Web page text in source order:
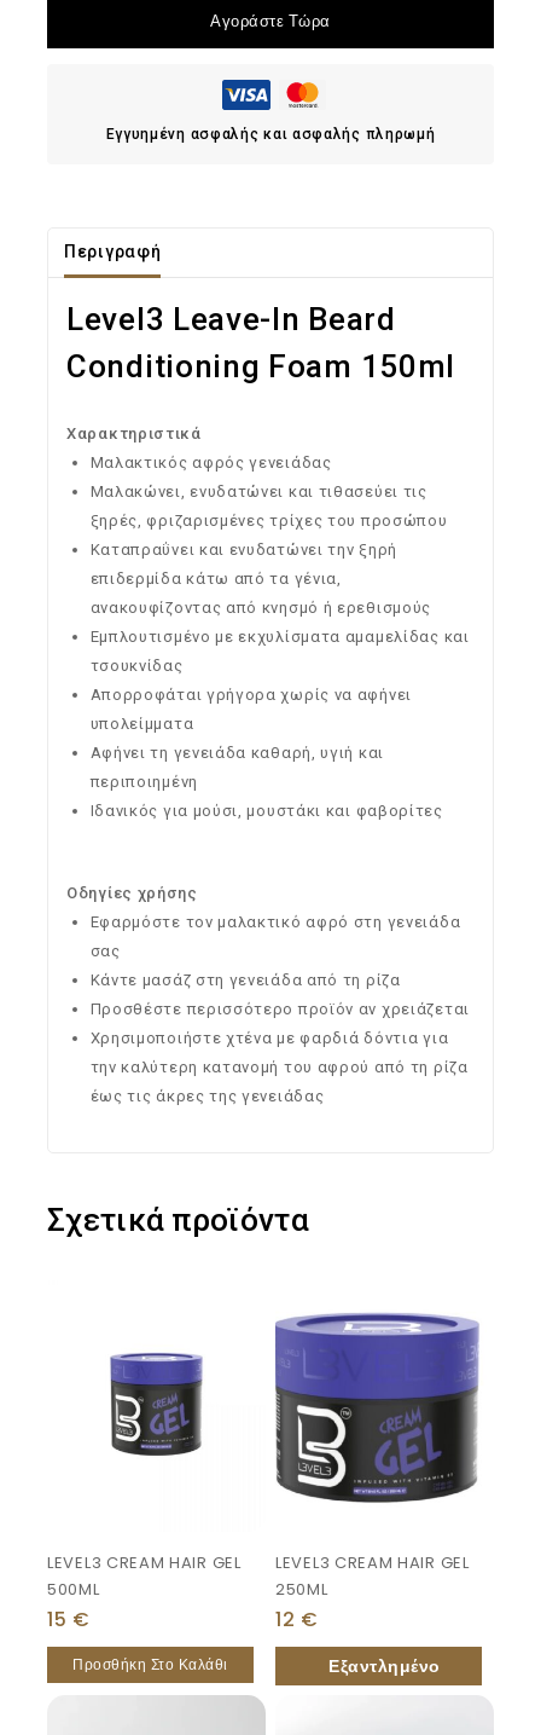
Αγοράστε Τώρα
Εγγυημένη ασφαλής και ασφαλής πληρωμή
Περιγραφή
Level3 Leave-In Beard
Conditioning Foam 150ml
Χαρακτηριστικά
Μαλακτικός αφρός γενειάδας
Μαλακώνει, ενυδατώνει και τιθασεύει τις
ξηρές, φριζαρισμένες τρίχες του προσώπου
Καταπραΰνει και ενυδατώνει την ξηρή
επιδερμίδα κάτω από τα γένια,
ανακουφίζοντας από κνησμό ή ερεθισμούς
Εμπλουτισμένο με εκχυλίσματα αμαμελίδας και
τσουκνίδας
Απορροφάται γρήγορα χωρίς να αφήνει
υπολείμματα
Αφήνει τη γενειάδα καθαρή, υγιή και
περιποιημένη
Ιδανικός για μούσι, μουστάκι και φαβορίτες
Οδηγίες χρήσης
Εφαρμόστε τον μαλακτικό αφρό στη γενειάδα
σας
Κάντε μασάζ στη γενειάδα από τη ρίζα
Προσθέστε περισσότερο προϊόν αν χρειάζεται
Χρησιμοποιήστε χτένα με φαρδιά δόντια για
την καλύτερη κατανομή του αφρού από τη ρίζα
έως τις άκρες της γενειάδας
Σχετικά προϊόντα
LEVEL3 CREAM HAIR GEL
500ML
15 €
Προσθήκη Στο Καλάθι
LEVEL3 CREAM HAIR GEL
250ML
12 €